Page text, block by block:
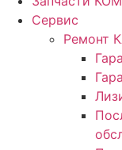
Сервис
Ремонт